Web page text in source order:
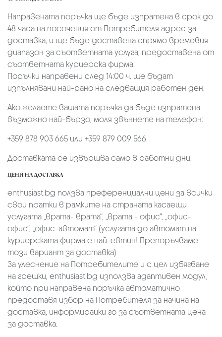
Направената поръчка ще бъде изпратена в срок до
48 часа на посочения от Потребителя адрес за
доставка, и ще бъде доставена спрямо времевия
диапазон за съответната услуга, предоставена от
съответната куриерска фирма.
Поръчки направени след 14:00 ч. ще бъдат
изпълнявани най-рано на следващия работен ден.
Ако желаете вашата поръчка да бъде изпратена
възможно най-бързо, моля звъннете на телефон:
+359 878 903 665 или +359 879 009 566.
Доставката се извършва само в работни дни.
ЦЕНИ НА ДОСТАВКА
enthusiast.bg ползва преференциални цени за всички
свои пратки в рамките на страната касаещи
услугата „врата- врата“, „врата - офис“, „oфис-
офис“, „офис-автомат“ (услугата до автомат на
куриерската фирма е най-евтин! Препоръчваме
този вариант за доставка)
За улеснение на Потребителите и с цел избягване
на грешки, enthusiast.bg използва адаптивен модул,
който при направена поръчка автоматично
предоставя избор на Потребителя за начина на
доставка, информирайки го за съответната цена
за доставка.